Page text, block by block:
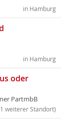
in Hamburg
in Hamburg
oder
PartmbB
weiterer Standort)